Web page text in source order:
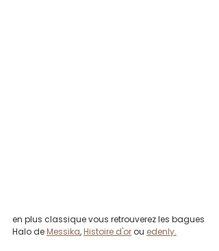
en plus classique vous retrouverez les bagues
Halo de Messika, Histoire d'or ou edenly.